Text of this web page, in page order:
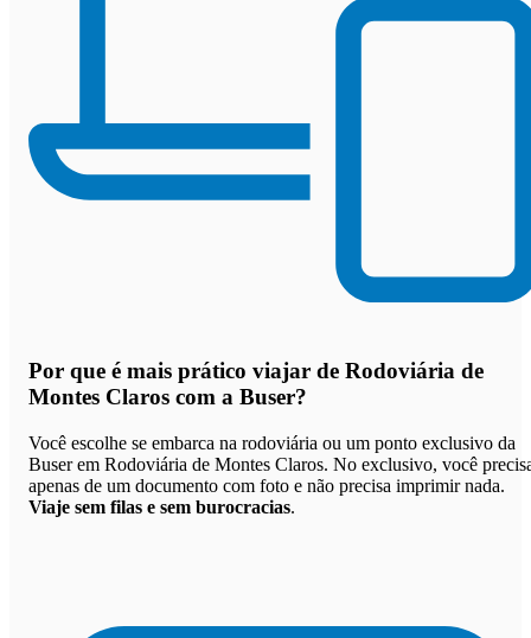
Por que é mais prático viajar de Rodoviária de
Montes Claros com a Buser?
Você escolhe se embarca na rodoviária ou um ponto exclusivo da
Buser em Rodoviária de Montes Claros. No exclusivo, você
apenas de um documento com foto e não precisa imprimir nada.
Viaje sem filas e sem burocracias.